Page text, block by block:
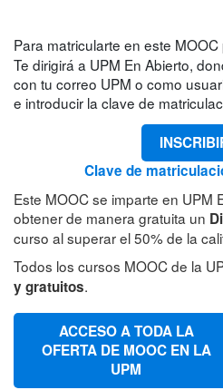
Para matricularte en este
Te dirigirá a UPM En Abierto,
con tu correo UPM o como
e introducir la clave de
Clave de
Este MOOC se imparte en UPM
obtener de manera gratuita un
curso al superar el 50% de la
Todos los cursos MOOC de la
y gratuitos.
ACCESO A TODA LA
OFERTA DE MOOC EN LA
UPM